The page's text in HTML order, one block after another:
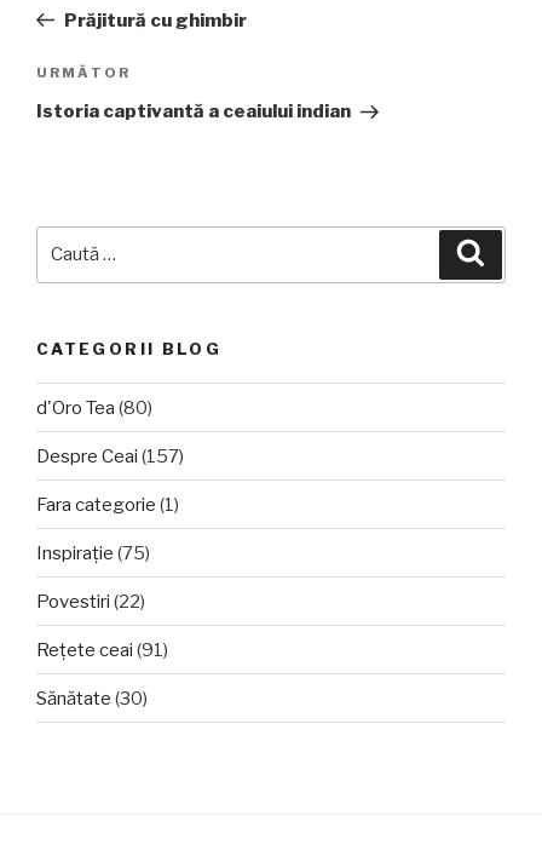
articole
anterior
Prăjitură cu ghimbir
Articolul
următor
URMĂTOR
Istoria captivantă a ceaiului indian
CATEGORII BLOG
d'Oro Tea (80)
Despre Ceai (157)
Fara categorie (1)
Inspirație (75)
Povestiri (22)
Rețete ceai (91)
Sănătate (30)